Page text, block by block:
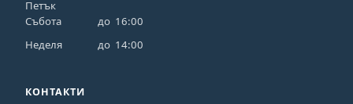
Петък
Събота
до 16:00
Неделя
до 14:00
КОНТАКТИ